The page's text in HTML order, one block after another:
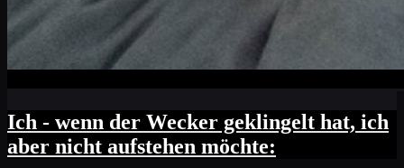
Ich - wenn der Wecker geklingelt hat, ich
aber nicht aufstehen möchte: